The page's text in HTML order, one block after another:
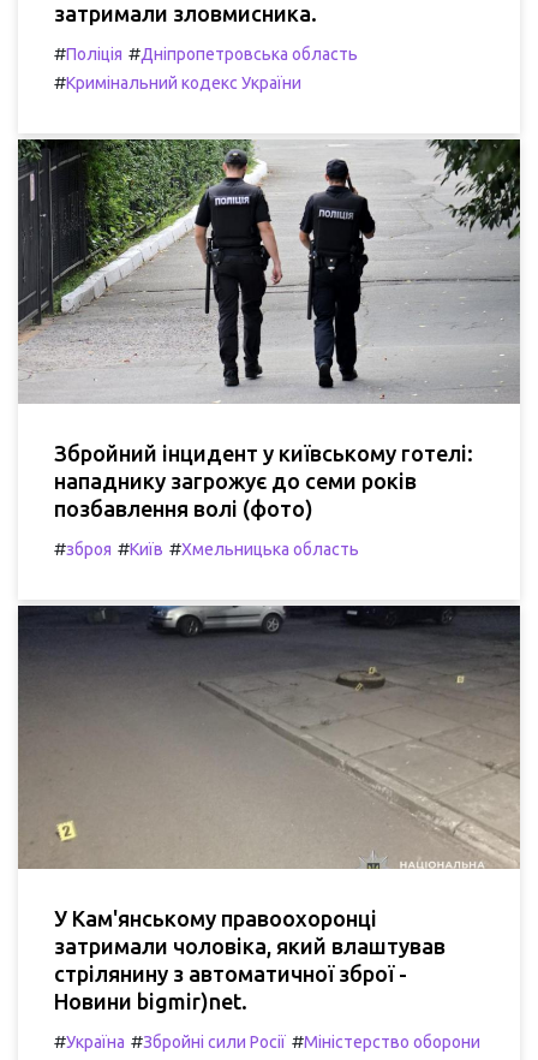
затримали зловмисника.
#Поліція #Дніпропетровська область
#Кримінальний кодекс України
Збройний інцидент у київському готелі:
нападнику загрожує до семи років
позбавлення волі (фото)
#зброя #Київ #Хмельницька область
У Кам'янському правоохоронці
затримали чоловіка, який влаштував
стрілянину з автоматичної зброї -
Новини bigmir)net.
#Україна #Збройні сили Росії #Міністерство оборони